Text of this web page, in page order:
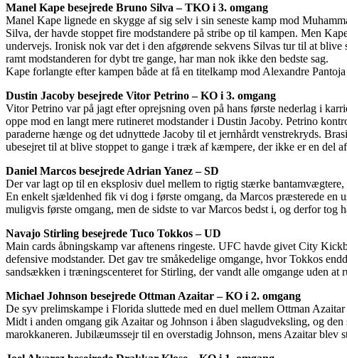
Manel Kape besejrede Bruno Silva – TKO i 3. omgang
Manel Kape lignede en skygge af sig selv i sin seneste kamp mod
Silva, der havde stoppet fire modstandere på stribe op til kampen. Men
undervejs. Ironisk nok var det i den afgørende sekvens Silvas tur til at
ramt modstanderen for dybt tre gange, har man nok ikke den bedste sag.
Kape forlangte efter kampen både at få en titelkamp mod Alexandre
Dustin Jacoby besejrede Vitor Petrino – KO i 3. omgang
Vitor Petrino var på jagt efter oprejsning oven på hans første nederlag i
oppe mod en langt mere rutineret modstander i Dustin Jacoby. Petrino
paraderne hænge og det udnyttede Jacoby til et jernhårdt venstrekryds.
ubesejret til at blive stoppet to gange i træk af kæmpere, der ikke er en del
Daniel Marcos besejrede Adrian Yanez – SD
Der var lagt op til en eksplosiv duel mellem to rigtig stærke
En enkelt sjældenhed fik vi dog i første omgang, da Marcos præsterede en
muligvis første omgang, men de sidste to var Marcos bedst i, og derfor tog
Navajo Stirling besejrede Tuco Tokkos – UD
Main cards åbningskamp var aftenens ringeste. UFC havde givet City
defensive modstander. Det gav tre småkedelige omgange, hvor Tokkos
sandsækken i træningscenteret for Stirling, der vandt alle omgange uden at
Michael Johnson besejrede Ottman Azaitar – KO i 2. omgang
De syv prelimskampe i Florida sluttede med en duel mellem Ottman
Midt i anden omgang gik Azaitar og Johnson i åben slagudveksling, og
marokkaneren. Jubilæumssejr til en overstadig Johnson, mens Azaitar